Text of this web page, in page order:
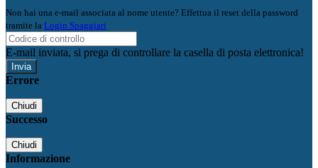
Non hai una e-mail associata al nome utente? Effettua il reset della password
tramite la Login Spaggiari
E-mail inviata, si prega di controllare la casella di posta elettronica!
Errore
Chiudi
Successo
Chiudi
Informazione